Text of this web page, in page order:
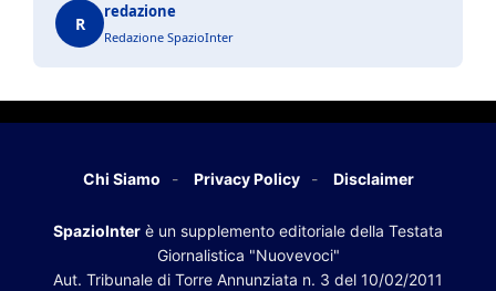
R
redazione
Redazione SpazioInter
Chi Siamo Privacy Policy Disclaimer
SpazioInter è un supplemento editoriale della Testata
Giornalistica "Nuovevoci"
Aut. Tribunale di Torre Annunziata n. 3 del 10/02/2011